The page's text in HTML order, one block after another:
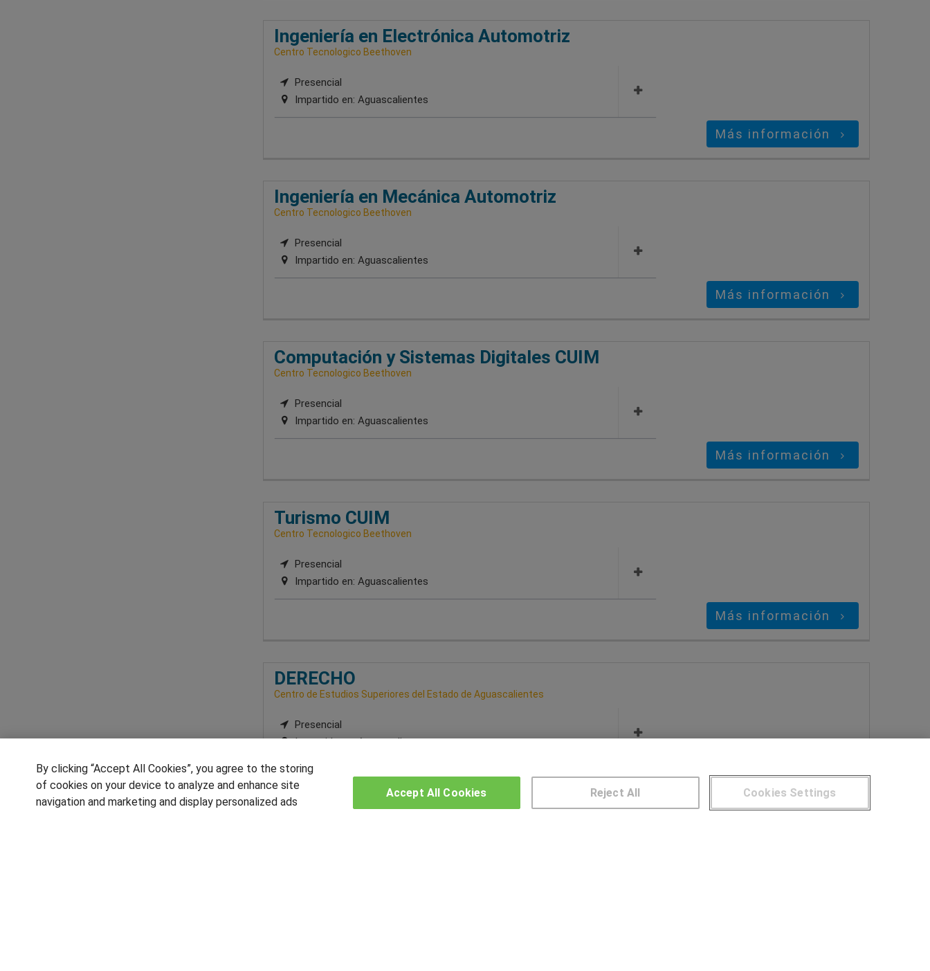
Ingeniería en Electrónica Automotriz
Centro Tecnologico Beethoven
Presencial
Impartido en: Aguascalientes
Más información
Ingeniería en Mecánica Automotriz
Centro Tecnologico Beethoven
Presencial
Impartido en: Aguascalientes
Más información
Computación y Sistemas Digitales CUIM
Centro Tecnologico Beethoven
Presencial
Impartido en: Aguascalientes
Más información
Turismo CUIM
Centro Tecnologico Beethoven
Presencial
Impartido en: Aguascalientes
Más información
DERECHO
Centro de Estudios Superiores del Estado de Aguascalientes
Presencial
Impartido en:Aguascalientes
Más información
By clicking “Accept All Cookies”, you agree to the storing
of cookies on your device to analyze and enhance site
navigation and marketing and display personalized ads
Cookies Settings
Reject All
Accept All Cookies